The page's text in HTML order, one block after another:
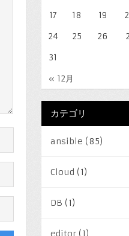
« 12月
17
18 19
24
25 26
31
カテゴリ
ansible (85)
Cloud (1)
DB (1)
editor (1)